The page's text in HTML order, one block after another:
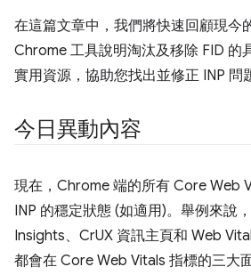
在這篇文章中，我們將快速回顧現今
Chrome 工具說明淘汰及移除 FID 的
實用資源，協助您找出並修正 INP 問
今日異動內容
現在，Chrome 端的所有 Core Web
INP 的穩定狀態 (如適用)。舉例來說
Insights、CrUX 資訊主頁和 Web
都會在 Core Web Vitals 指標的三大